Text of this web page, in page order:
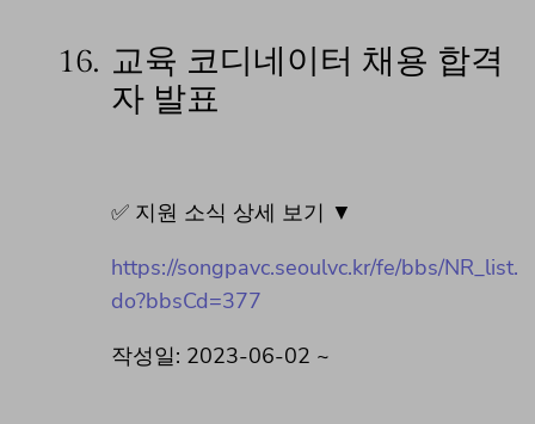
16. 교육 코디네이터 채용 합격
자 발표
✅ 지원 소식 상세 보기 ▼
https://songpavc.seoulvc.kr/fe/bbs/NR_list.
do?bbsCd=377
작성일: 2023-06-02 ~